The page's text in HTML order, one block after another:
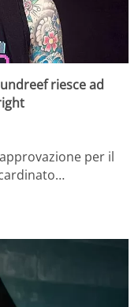
riesce ad
per il